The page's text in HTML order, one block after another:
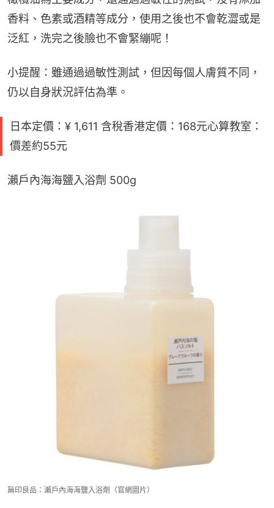
香料、色素或酒精等成分，使用之後也不會乾澀或是
泛紅，洗完之後臉也不會緊繃呢！
小提醒：雖通過過敏性測試，但因每個人膚質不同，
仍以自身狀況評估為準。
日本定價：¥ 1,611 含稅香港定價：168元心算教室：
價差約55元
瀨戶內海海鹽入浴劑 500g
無印良品：瀨戶內海海鹽入浴劑（官網圖片）